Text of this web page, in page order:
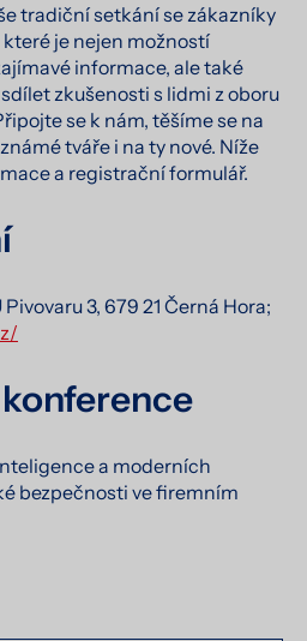
tradiční setkání se zákazníky
je nejen možností
informace, ale také
zkušenosti s lidmi z oboru
se k nám, těšíme se na
tváře i na ty nové. Níže
a registrační formulář.
Pivovaru 3, 679 21 Černá Hora;
a moderních
bezpečnosti ve firemním